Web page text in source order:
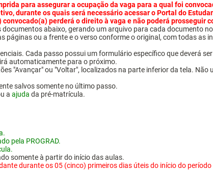
para assegurar a ocupação da vaga para a qual foi
durante os quais será necessário acessar o Portal do
perderá o direito à vaga e não poderá prosseguir
abaixo, gerando um arquivo para cada documento
páginas ou a frente e o verso conforme o original, com todas as
Cada passo possui um formulário específico que deverá
automaticamente para o próximo.
"Avançar" ou "Voltar", localizados na parte inferior da tela.
salvos somente no último passo.
a ajuda da pré-matrícula.
pela PROGRAD.
somente à partir do início das aulas.
durante os 05 (cinco) primeiros dias úteis do início do período